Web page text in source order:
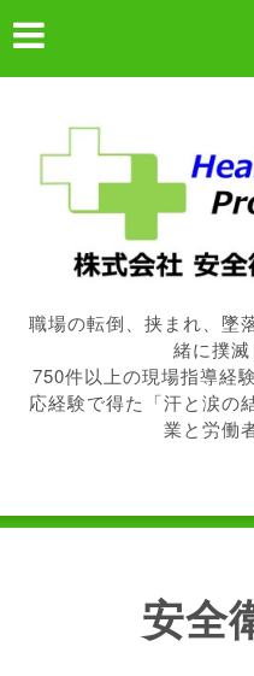
職場の転倒、挟まれ、墜
緒に撲滅
750件以上の現場指導経
応経験で得た「汗と涙の
業と労働
安全